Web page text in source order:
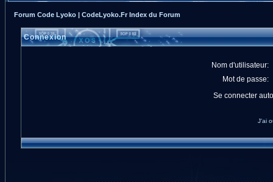
Forum Code Lyoko | CodeLyoko.Fr Index du Forum
Connexion
Nom d'utilisateur:
Mot de passe:
Se connecter
J'ai